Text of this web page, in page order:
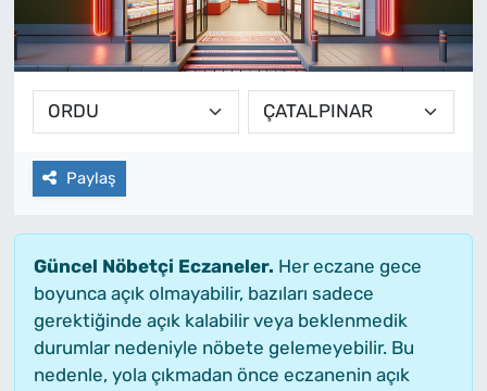
Paylaş
Güncel Nöbetçi Eczaneler. Her eczane gece
boyunca açık olmayabilir, bazıları sadece
gerektiğinde açık kalabilir veya beklenmedik
durumlar nedeniyle nöbete gelemeyebilir. Bu
nedenle, yola çıkmadan önce eczanenin açık